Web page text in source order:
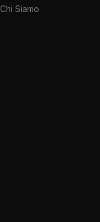
Chi Siamo